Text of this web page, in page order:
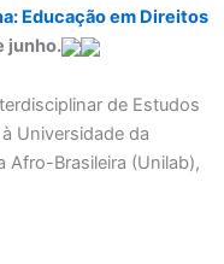
Educação em Direitos
junho.
de Estudos
Universidade da
Afro-Brasileira (Unilab),